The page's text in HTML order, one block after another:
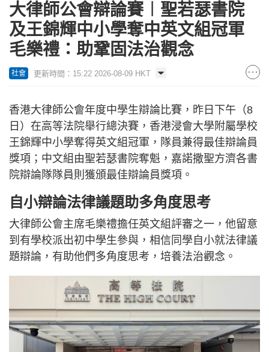
大律師公會辯論賽︱聖若瑟書院
及王錦輝中小學奪中英文組冠軍
毛樂禮：助鞏固法治觀念
社會 更新時間：15:22 2026-08-09 HKT
香港大律師公會年度中學生辯論比賽，昨日下午（8
日）在高等法院舉行總決賽，香港浸會大學附屬學校
王錦輝中小學奪得英文組冠軍，隊員兼得最佳辯論員
獎項；中文組由聖若瑟書院奪魁，嘉諾撒聖方濟各書
院辯論隊隊員則獲頒最佳辯論員獎項。
自小辯論法律議題助多角度思考
大律師公會主席毛樂禮擔任英文組評審之一，他留意
到有學校派出初中學生參與，相信同學自小就法律議
題辯論，有助他們多角度思考，培養法治觀念。